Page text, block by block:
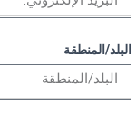
البلد/المنطقة